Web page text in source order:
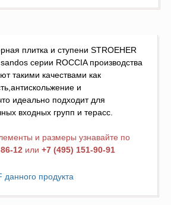
плитка и ступени STROEHER
серии ROCCIA производства
такими качествами как
и
идеально подходит для
входных групп и терасс.
и размеры узнавайте по
12 или +7 (495) 151-90-91
данного продукта